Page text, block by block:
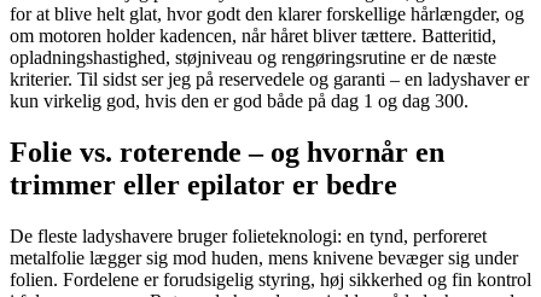
for at blive helt glat, hvor godt den klarer forskellige hårlængder, og
om motoren holder kadencen, når håret bliver tættere. Batteritid,
opladningshastighed, støjniveau og rengøringsrutine er de næste
kriterier. Til sidst ser jeg på reservedele og garanti – en ladyshaver er
kun virkelig god, hvis den er god både på dag 1 og dag 300.
Folie vs. roterende – og hvornår en
trimmer eller epilator er bedre
De fleste ladyshavere bruger folieteknologi: en tynd, perforeret
metalfolie lægger sig mod huden, mens knivene bevæger sig under
folien. Fordelene er forudsigelig styring, høj sikkerhed og fin kontrol